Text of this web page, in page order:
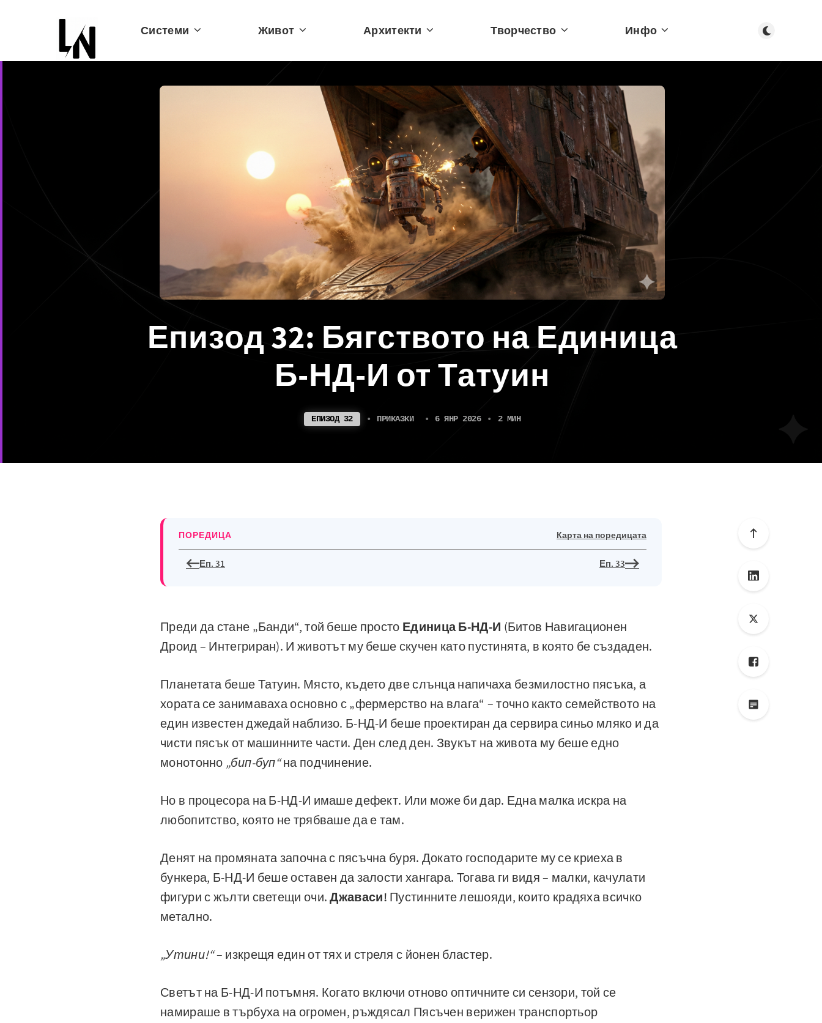
Системи Живот Архитекти Творчество Инфо Тъмен режим
Епизод 32: Бягството на Единица
Б-НД-И от Татуин
ЕПИЗОД 32 • ПРИКАЗКИ • 6 ЯНР 2026 • 2 МИН
ПОРЕДИЦА Карта на поредицата
Еп. 31 Еп. 33
Преди да стане „Банди“, той беше просто Единица Б-НД-И (Битов Навигационен
Дроид – Интегриран). И животът му беше скучен като пустинята, в която бе създаден.
Планетата беше Татуин. Място, където две слънца напичаха безмилостно пясъка, а
хората се занимаваха основно с „фермерство на влага“ – точно както семейството на
един известен джедай наблизо. Б-НД-И беше проектиран да сервира синьо мляко и да
чисти пясък от машинните части. Ден след ден. Звукът на живота му беше едно
монотонно „бип-буп“на подчинение.
Но в процесора на Б-НД-И имаше дефект. Или може би дар. Една малка искра на
любопитство, която не трябваше да е там.
Денят на промяната започна с пясъчна буря. Докато господарите му се криеха в
бункера, Б-НД-И беше оставен да залости хангара. Тогава ги видя – малки, качулати
фигури с жълти светещи очи.Джаваси! Пустинните лешояди, които крадяха всичко
метално.
„Утини!“– изкрещя един от тях и стреля с йонен бластер.
Светът на Б-НД-И потъмня. Когато включи отново оптичните си сензори, той се
намираше в търбуха на огромен, ръждясал Пясъчен верижен транспортьор